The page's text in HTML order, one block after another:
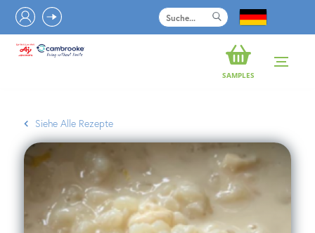
content
content
SAMPLES
Siehe Alle Rezepte